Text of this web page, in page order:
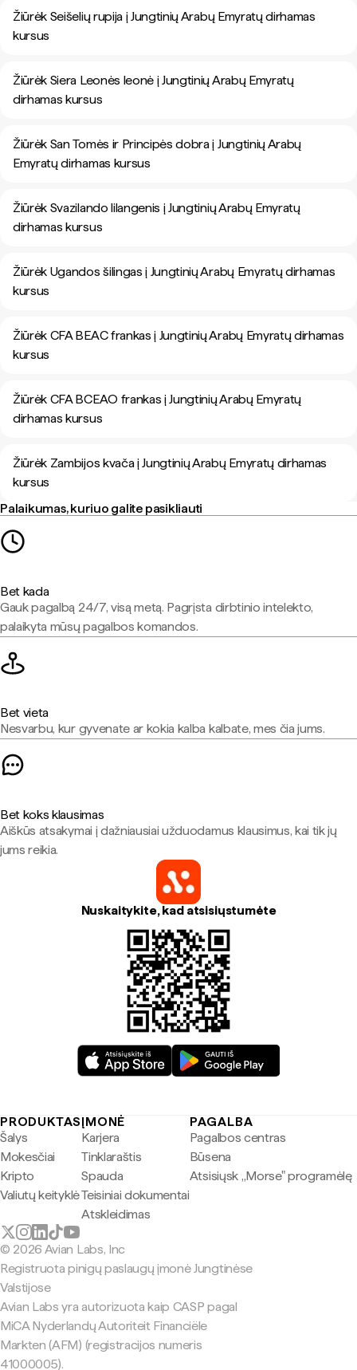
Žiūrėk Seišelių rupija į Jungtinių Arabų Emyratų dirhamas
kursus
Žiūrėk Siera Leonės leonė į Jungtinių Arabų Emyratų
dirhamas kursus
Žiūrėk San Tomės ir Principės dobra į Jungtinių Arabų
Emyratų dirhamas kursus
Žiūrėk Svazilando lilangenis į Jungtinių Arabų Emyratų
dirhamas kursus
Žiūrėk Ugandos šilingas į Jungtinių Arabų Emyratų dirhamas
kursus
Žiūrėk CFA BEAC frankas į Jungtinių Arabų Emyratų dirhamas
kursus
Žiūrėk CFA BCEAO frankas į Jungtinių Arabų Emyratų
dirhamas kursus
Žiūrėk Zambijos kvača į Jungtinių Arabų Emyratų dirhamas
kursus
Palaikumas, kuriuo galite pasikliauti
Bet kada
Gauk pagalbą 24/7, visą metą. Pagrįsta dirbtinio intelekto,
palaikyta mūsų pagalbos komandos.
Bet vieta
Nesvarbu, kur gyvenate ar kokia kalba kalbate, mes čia jums.
Bet koks klausimas
Aiškūs atsakymai į dažniausiai užduodamus klausimus, kai tik jų
jums reikia.
Nuskaitykite, kad atsisiųstumėte
PRODUKTAS
Šalys
Mokesčiai
Kripto
Valiutų keityklė
ĮMONĖ
Karjera
Tinklaraštis
Spauda
Teisiniai dokumentai
Atskleidimas
PAGALBA
Pagalbos centras
Būsena
Atsisiųsk „Morse" programėlę
© 2026 Avian Labs, Inc
Registruota pinigų paslaugų įmonė Jungtinėse
Valstijose
Avian Labs yra autorizuota kaip CASP pagal
MiCA Nyderlandų Autoriteit Financiële
Markten (AFM) (registracijos numeris
41000005).